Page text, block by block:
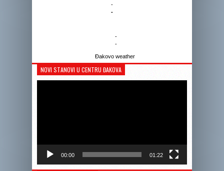
-
-
-
-
Đakovo weather
NOVI STANOVI U CENTRU ĐAKOVA
00:00 01:22